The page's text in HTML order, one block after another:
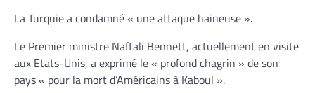
La Turquie a condamné « une attaque haineuse ».
Le Premier ministre Naftali Bennett, actuellement en visite
aux Etats-Unis, a exprimé le « profond chagrin » de son
pays « pour la mort d’Américains à Kaboul ».